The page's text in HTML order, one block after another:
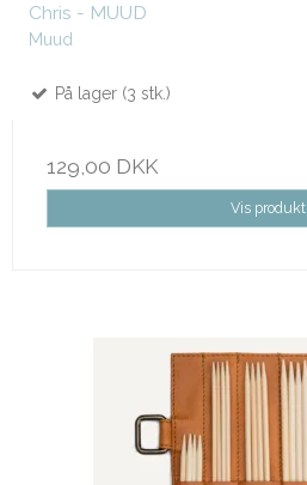
Chris - MUUD
Muud
På lager (3 stk.)
129,00 DKK
Vis produkt